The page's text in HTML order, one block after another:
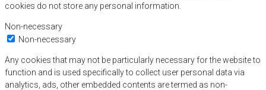
cookies do not store any personal information.
Non-necessary
Non-necessary
Any cookies that may not be particularly necessary for the website to
function and is used specifically to collect user personal data via
analytics, ads, other embedded contents are termed as non-